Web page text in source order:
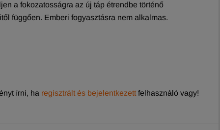
a fokozatosságra az új táp étrendbe történő
függően. Emberi fogyasztásra nem alkalmas.
írni, ha regisztrált és bejelentkezett felhasználó vagy!